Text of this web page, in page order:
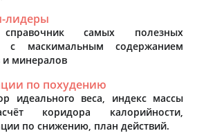
лидеры
самых полезных
с маскимальным содержанием
и минералов
по похудению
идеального веса, индекс массы
коридора калорийности,
по снижению, план действий.